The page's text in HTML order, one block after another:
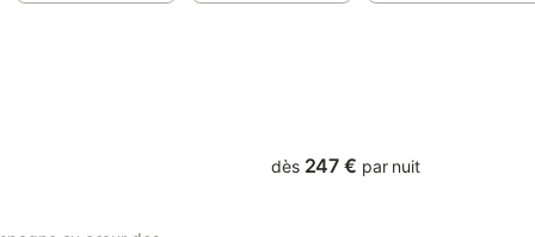
dès 247 € par nuit